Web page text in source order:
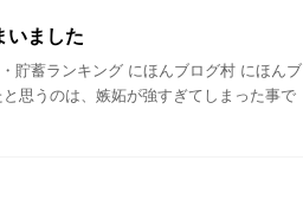
いました
貯蓄ランキング にほんブログ村 にほんブ
思うのは、嫉妬が強すぎてしまった事で